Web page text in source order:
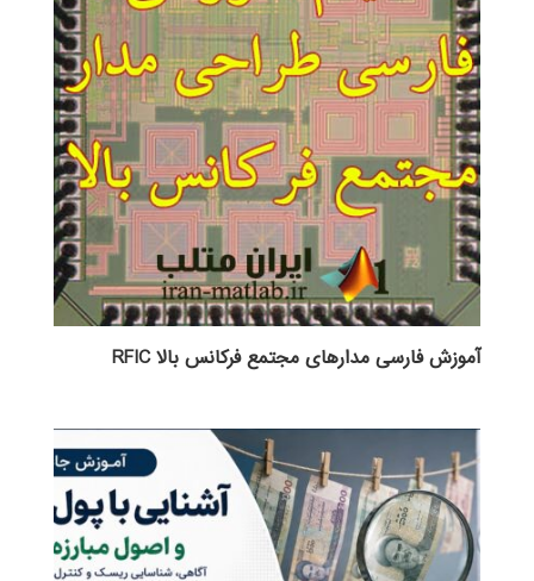
آموزش فارسی مدارهای مجتمع فرکانس بالا RFIC